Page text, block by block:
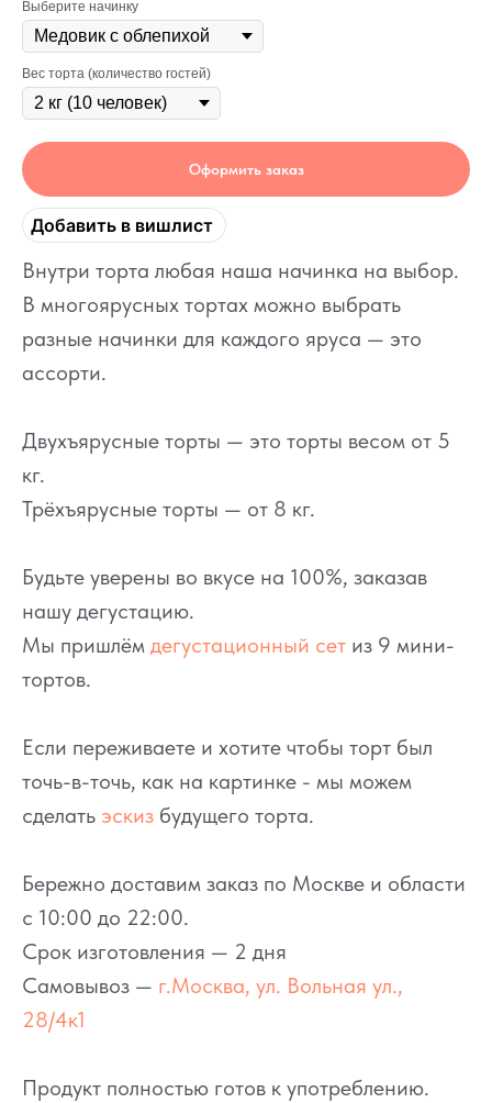
Выберите начинку
Вес торта (количество гостей)
Оформить заказ
Добавить в вишлист
Внутри торта любая наша начинка на выбор.
В многоярусных тортах можно выбрать
разные начинки для каждого яруса — это
ассорти.
Двухъярусные торты — это торты весом от 5
кг.
Трёхъярусные торты — от 8 кг.
Будьте уверены во вкусе на 100%, заказав
нашу дегустацию.
Мы пришлём дегустационный сет из 9 мини-
тортов.
Если переживаете и хотите чтобы торт был
точь-в-точь, как на картинке - мы можем
сделать эскиз будущего торта.
Бережно доставим заказ по Москве и области
с 10:00 до 22:00.
Срок изготовления — 2 дня
Самовывоз — г.Москва, ул. Вольная ул.,
28/4к1
Продукт полностью готов к употреблению.